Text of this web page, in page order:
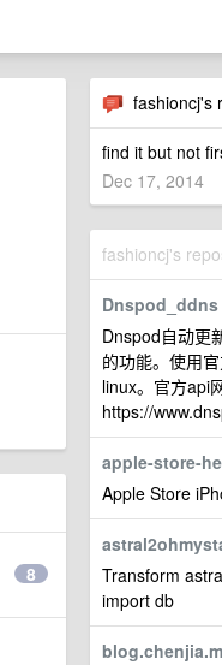
fashioncj's
find it but not
Dec 17, 2014
fashioncj's
Dnspod_ddns
Dnspod自动更
的功能。使用
linux。官方api
https://
apple-store-
Apple Store
Transform
import db
8